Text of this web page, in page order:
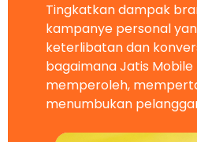
Tingkatkan dampak
kampanye personal
keterlibatan dan
bagaimana Jatis
memperoleh,
menumbukan